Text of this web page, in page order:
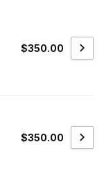
$350.00
$350.00